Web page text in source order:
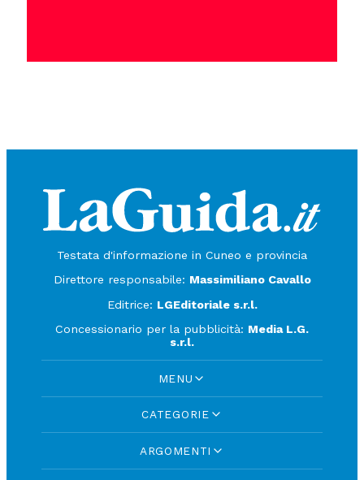
Testata d'informazione in Cuneo e provincia
Direttore responsabile: Massimiliano Cavallo
Editrice: LGEditoriale s.r.l.
Concessionario per la pubblicità: Media L.G.
s.r.l.
MENU
CATEGORIE
ARGOMENTI